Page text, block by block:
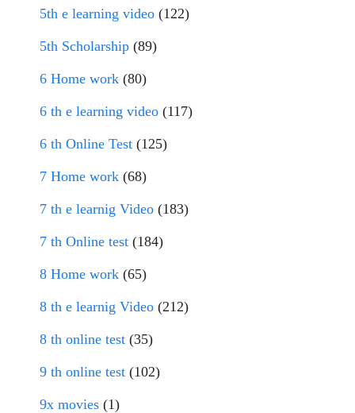
5th e learning video (122)
5th Scholarship (89)
6 Home work (80)
6 th e learning video (117)
6 th Online Test (125)
7 Home work (68)
7 th e learnig Video (183)
7 th Online test (184)
8 Home work (65)
8 th e learnig Video (212)
8 th online test (35)
9 th online test (102)
9x movies (1)